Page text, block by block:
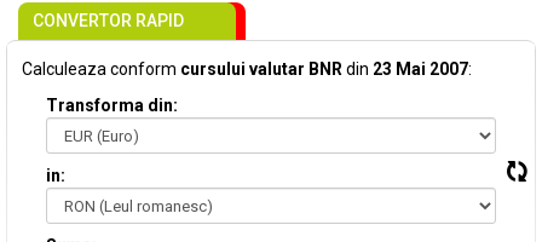
CONVERTOR RAPID
Calculeaza conform cursului valutar BNR din 23 Mai 2007:
Transforma din:
in: